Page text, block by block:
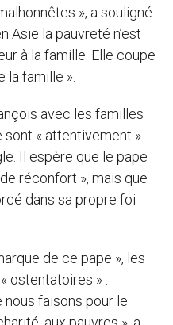
», a souligné
Asie la pauvreté n’est
à la famille. Elle coupe
famille ».
avec les familles
sont « attentivement »
Il espère que le pape
réconfort », mais que
dans sa propre foi
de ce pape », les
ostentatoires » :
faisons pour le